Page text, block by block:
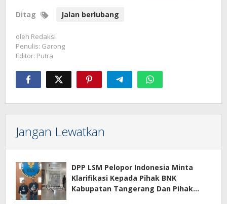
Ditag Jalan berlubang
oleh Redaksi
Penulis: Garong
Editor: Putra
Jangan Lewatkan
DPP LSM Pelopor Indonesia Minta
Klarifikasi Kepada Pihak BNK
Kabupatan Tangerang Dan Pihak